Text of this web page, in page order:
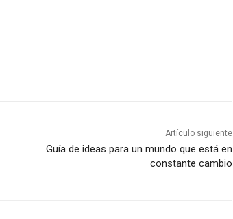
Artículo siguiente
Guía de ideas para un mundo que está en
constante cambio